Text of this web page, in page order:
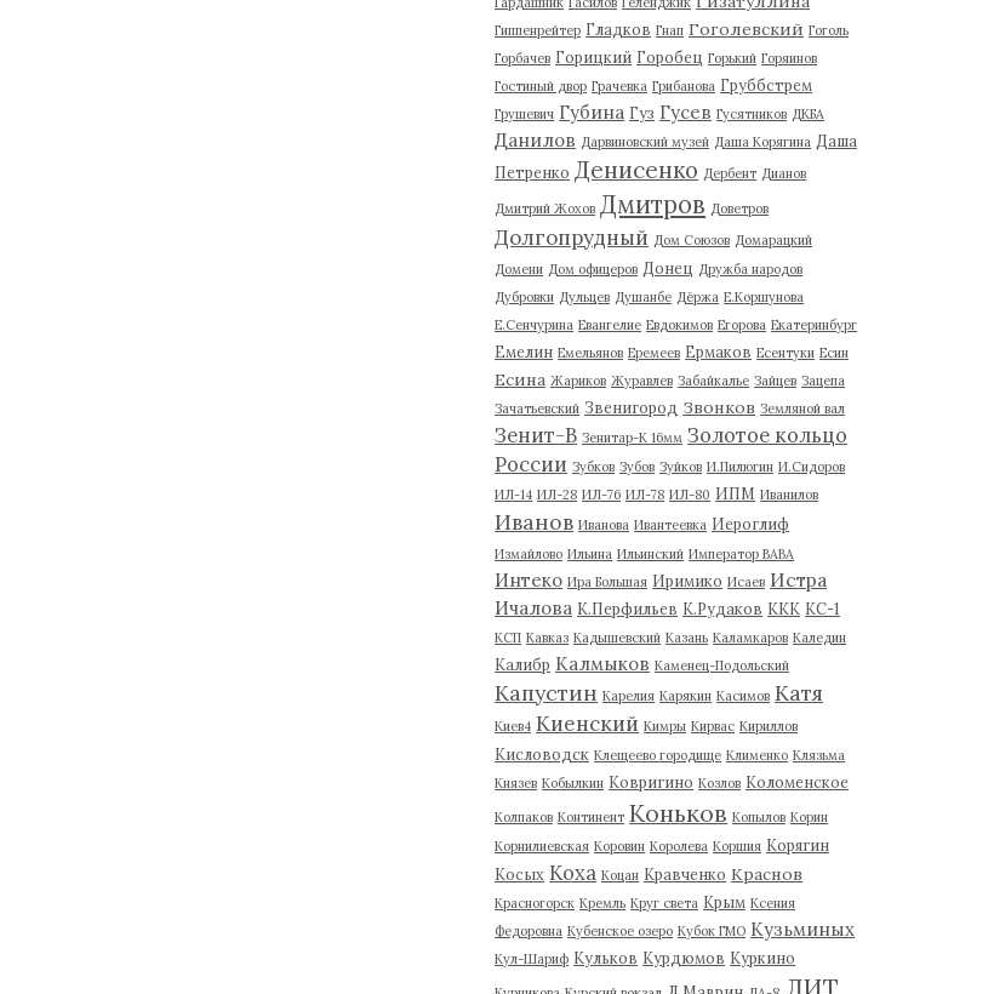
Гиппенрейтер Гладков Гнап Гоголевский Гоголь
Горбачев Горицкий Горобец Горький Горяинов
Гостиный двор Грачевка Грибанова Груббстрем
Грушевич Губина Гуз Гусев Гусятников ДКБА
Данилов Дарвиновский музей Даша Корягина Даша
Петренко Денисенко Дербент Дианов
Дмитрий Жохов Дмитров Доветров
Долгопрудный Дом Союзов Домарацкий
Домени Дом офицеров Донец Дружба народов
Дубровки Дульцев Душанбе Дёржа Е.Коршунова
Е.Сенчурина Евангелие Евдокимов Егорова Екатеринбург
Емелин Емельянов Еремеев Ермаков Есентуки Есин
Есина Жариков Журавлев Забайкалье Зайцев Зацепа
Зачатьевский Звенигород Звонков Земляной вал
Зенит-В Зенитар-К 16мм Золотое кольцо
России Зубков Зубов Зуйков И.Пилюгин И.Сидоров
ИЛ-14 ИЛ-28 ИЛ-76 ИЛ-78 ИЛ-80 ИПМ Иванилов
Иванов Иванова Ивантеевка Иероглиф
Измайлово Ильина Ильинский Император ВАВА
Интеко Ира Большая Иримико Исаев Истра
Ичалова К.Перфильев К.Рудаков ККК КС-1
КСП Кавказ Кадышевский Казань Каламкаров Каледин
Калибр Калмыков Каменец-Подольский
Капустин Карелия Карякин Касимов Катя
Киев4 Киенский Кимры Кирвас Кириллов
Кисловодск Клещеево городище Клименко Клязьма
Князев Кобылкин Ковригино Козлов Коломенское
Колпаков Континент Коньков Копылов Корин
Корнилиевская Коровин Королева Коршия Корягин
Косых Коха Коцан Кравченко Краснов
Красногорск Кремль Круг света Крым Ксения
Федоровна Кубенское озеро Кубок ГМО Кузьминых
Кул-Шариф Кульков Курдюмов Куркино